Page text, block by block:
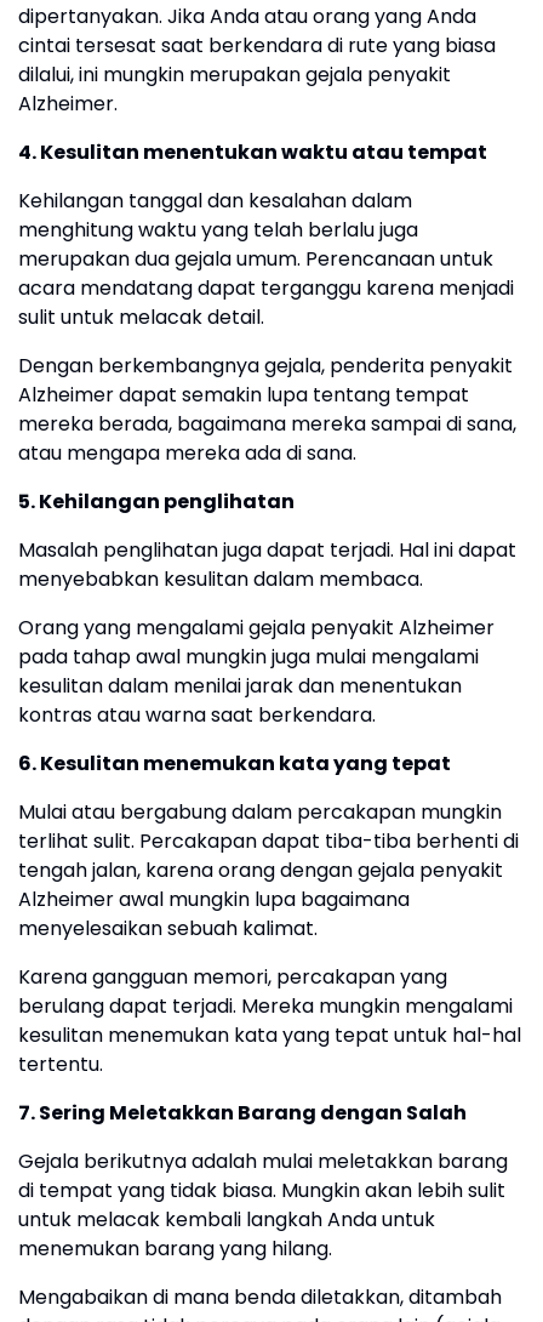
dipertanyakan. Jika Anda atau orang yang Anda
cintai tersesat saat berkendara di rute yang biasa
dilalui, ini mungkin merupakan gejala penyakit
Alzheimer.
4. Kesulitan menentukan waktu atau tempat
Kehilangan tanggal dan kesalahan dalam
menghitung waktu yang telah berlalu juga
merupakan dua gejala umum. Perencanaan untuk
acara mendatang dapat terganggu karena menjadi
sulit untuk melacak detail.
Dengan berkembangnya gejala, penderita penyakit
Alzheimer dapat semakin lupa tentang tempat
mereka berada, bagaimana mereka sampai di sana,
atau mengapa mereka ada di sana.
5. Kehilangan penglihatan
Masalah penglihatan juga dapat terjadi. Hal ini dapat
menyebabkan kesulitan dalam membaca.
Orang yang mengalami gejala penyakit Alzheimer
pada tahap awal mungkin juga mulai mengalami
kesulitan dalam menilai jarak dan menentukan
kontras atau warna saat berkendara.
6. Kesulitan menemukan kata yang tepat
Mulai atau bergabung dalam percakapan mungkin
terlihat sulit. Percakapan dapat tiba-tiba berhenti di
tengah jalan, karena orang dengan gejala penyakit
Alzheimer awal mungkin lupa bagaimana
menyelesaikan sebuah kalimat.
Karena gangguan memori, percakapan yang
berulang dapat terjadi. Mereka mungkin mengalami
kesulitan menemukan kata yang tepat untuk hal-hal
tertentu.
7. Sering Meletakkan Barang dengan Salah
Gejala berikutnya adalah mulai meletakkan barang
di tempat yang tidak biasa. Mungkin akan lebih sulit
untuk melacak kembali langkah Anda untuk
menemukan barang yang hilang.
Mengabaikan di mana benda diletakkan, ditambah